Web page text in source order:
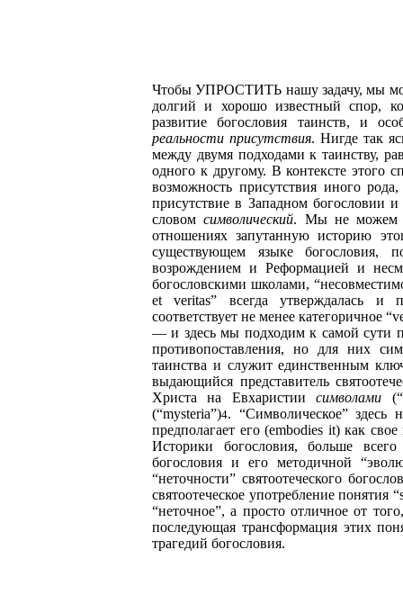
Чтобы УПРОСТИТЬ нашу задачу, мы
долгий и хорошо известный спор,
развитие богословия таинств, и
реальности присутствия. Нигде так
между двумя подходами к таинству,
одного к другому. В контексте этого
возможность присутствия иного
присутствие в Западном богословии
словомсимволический. Мы не можем
отношениях запутанную историю
существующем языке богословия,
возрождением и Реформацией и
богословскими школами,
et veritas” всегда утверждалась и
соответствует не менее категоричное
— и здесь мы подходим к самой сути
противопоставления, но для них
таинства и служит единственным
выдающийся представитель
Христа на Евхаристиисимволами
(“mysteria”)4. “Символическое” здесь
предполагает его (embodies it) как
Историки богословия, больше
богословия и его методичной
“неточности” святоотеческого
святоотеческое употребление
“неточное”, а просто отличное от
последующая трансформация этих
трагедий богословия.